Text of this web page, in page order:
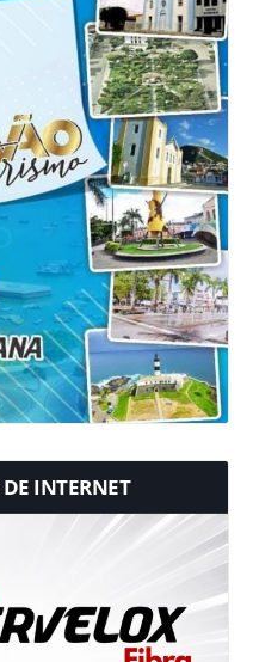
INTERNET